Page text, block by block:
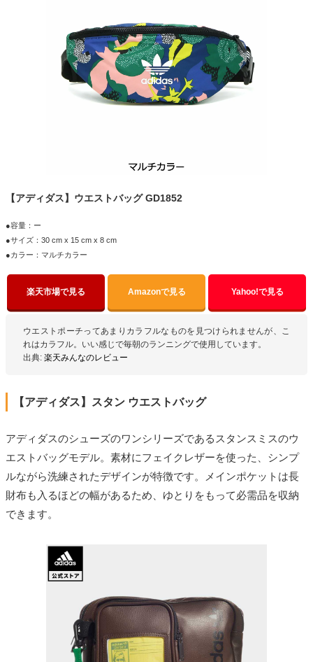
【アディダス】ウエストバッグ GD1852
●容量：ー
●サイズ：30 cm x 15 cm x 8 cm
●カラー：マルチカラー
楽天市場で見る Amazonで見る Yahoo!で見る
ウエストポーチってあまりカラフルなものを見つけられませんが、こ
れはカラフル。いい感じで毎朝のランニングで使用しています。
出典: 楽天みんなのレビュー
【アディダス】スタン ウエストバッグ
アディダスのシューズのワンシリーズであるスタンスミスのウ
エストバッグモデル。素材にフェイクレザーを使った、シンプ
ルながら洗練されたデザインが特徴です。メインポケットは長
財布も入るほどの幅があるため、ゆとりをもって必需品を収納
できます。